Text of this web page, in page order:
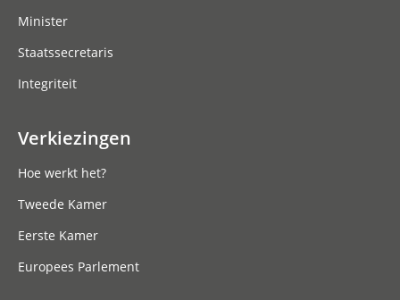
Minister
Staatssecretaris
Integriteit
Verkiezingen
Hoe werkt het?
Tweede Kamer
Eerste Kamer
Europees Parlement